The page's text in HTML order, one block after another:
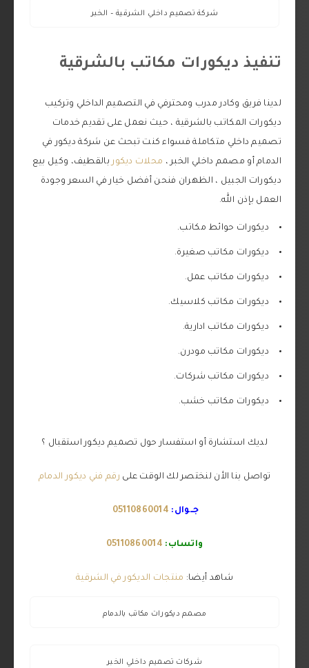
شركة تصميم داخلي الشرقية – الخبر
تنفيذ ديكورات مكاتب بالشرقية
لدينا فريق وكادر مدرب ومحترفي في التصميم الداخلي وتركيب
ديكورات المكاتب بالشرقية ، حيث نعمل على تقديم خدمات
تصميم داخلي متكاملة فسواء كنت تبحث عن شركة ديكور في
الدمام أو مصمم داخلي الخبر ، محلات ديكور بالقطيف، وكيل بيع
ديكورات الجبيل ، الظهران فنحن أفضل خيار في السعر وجودة
العمل بإذن الله.
ديكورات حوائط مكاتب.
ديكورات مكاتب صغيرة.
ديكورات مكاتب عمل.
ديكورات مكاتب كلاسيك.
ديكورات مكاتب ادارية.
ديكورات مكاتب مودرن.
ديكورات مكاتب شركات.
ديكورات مكاتب خشب.
لديك استشارة أو استفسار حول تصميم ديكور استقبال ؟
تواصل بنا الأن لنختصر لك الوقت على رقم فني ديكور الدمام
جــوال:
واتساب:
شاهد أيضا: منتجات الديكور في الشرقية
مصمم ديكورات مكاتب بالدمام
شركات تصميم داخلي الخبر